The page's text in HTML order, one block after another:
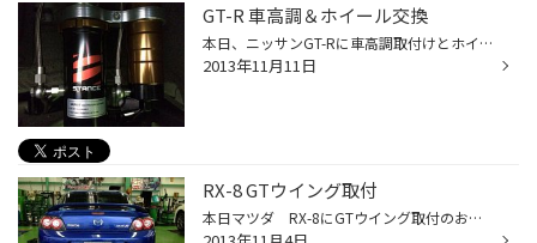
GT-R 車高調＆ホイール交換
本日、ニッサンGT-Rに車高調取付けとホイール交換のお手伝いをさせて頂きました！！ 今回チョイスさせて頂いたのは、 車高調は【スタンス】 ホイールは【ワーク デュランダル DD10.5】の組み合わせです！ 日本が誇るスポーツカー、GT-Rの作業でしたので、 いつも以上にキンチョーして作業に挑みま...
2013年11月11日
RX-8 GTウイング取付
本日マツダ RX-8にGTウイング取付のお手伝いをさせて頂きました！！ 今回チョイスさせていただいたのは、 レッグスポーツ製のGTウイングでございます。 じつはお客様には夏前にご注文頂いていたのですが、 納期が思った以上にかかってしまい、本日作業させて頂く事になりました。 O様、なが～～い...